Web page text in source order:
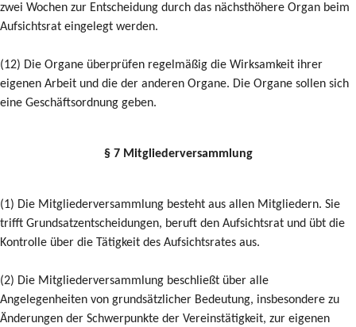
zwei Wochen zur Entscheidung durch das nächsthöhere Organ beim
Aufsichtsrat eingelegt werden.
(12) Die Organe überprüfen regelmäßig die Wirksamkeit ihrer
eigenen Arbeit und die der anderen Organe. Die Organe sollen sich
eine Geschäftsordnung geben.
§ 7 Mitgliederversammlung
(1) Die Mitgliederversammlung besteht aus allen Mitgliedern. Sie
trifft Grundsatzentscheidungen, beruft den Aufsichtsrat und übt die
Kontrolle über die Tätigkeit des Aufsichtsrates aus.
(2) Die Mitgliederversammlung beschließt über alle
Angelegenheiten von grundsätzlicher Bedeutung, insbesondere zu
Änderungen der Schwerpunkte der Vereinstätigkeit, zur eigenen